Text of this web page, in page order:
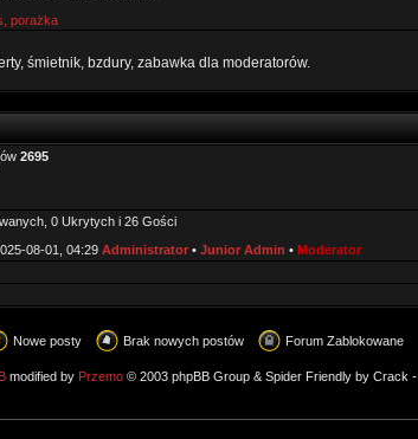
porażka
śmietnik, bzdury, zabawka dla moderatorów.
2695
0 Ukrytych i 26 Gości
08-01, 04:29 Administrator • Junior Admin • Moderator
Nowe posty Brak nowych postów Forum Zablokowane
modified by Przemo© 2003 phpBB Group & Spider Friendly by Crack -